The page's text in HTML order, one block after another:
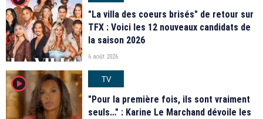
"La villa des coeurs brisés" de retour sur
TFX : Voici les 12 nouveaux candidats de
la saison 2026
6 août 2026
player2
TV
"Pour la première fois, ils sont vraiment
seuls…" : Karine Le Marchand dévoile les